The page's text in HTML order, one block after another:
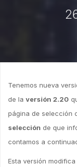
Tenemos nueva
de la versión 2.20
página de selección
selección de que
contamos a
Esta versión modifica